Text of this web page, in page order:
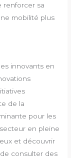
renforcer sa
mobilité plus
innovants en
de la
pour les
en pleine
et découvrir
consulter des